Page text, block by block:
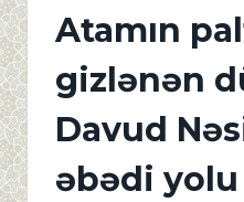
Atamın
gizlənən
Davud
əbədi yolu